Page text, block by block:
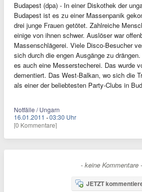
Budapest (dpa) - In einer Diskothek der
Budapest ist es zu einer Massenpanik
drei junge Frauen getötet. Zahlreiche
einige von ihnen schwer. Auslöser war
Massenschlägerei. Viele Disco-Besucher
sich durch die engen Ausgänge zu
es auch eine Messerstecherei. Das wurde
dementiert. Das West-Balkan, wo sich die
als einer der beliebtesten Party-Clubs in
Notfälle / Ungarn
16.01.2011 ·03:30 Uhr
[0 Kommentare]
- keine Kommentare -
JETZT